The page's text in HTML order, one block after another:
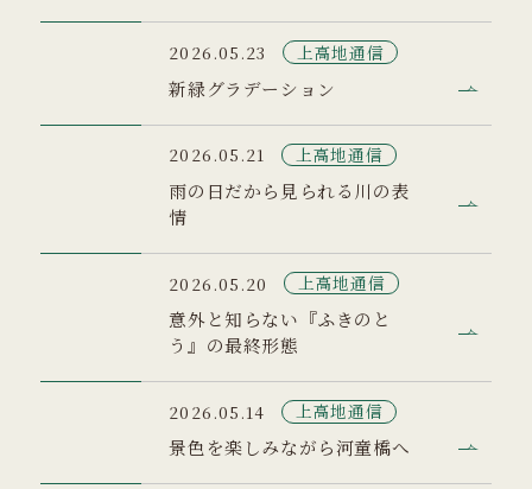
2026.05.23 上高地通信
新緑グラデーション
2026.05.21 上高地通信
雨の日だから見られる川の表
情
2026.05.20 上高地通信
意外と知らない『ふきのと
う』の最終形態
2026.05.14 上高地通信
景色を楽しみながら河童橋へ